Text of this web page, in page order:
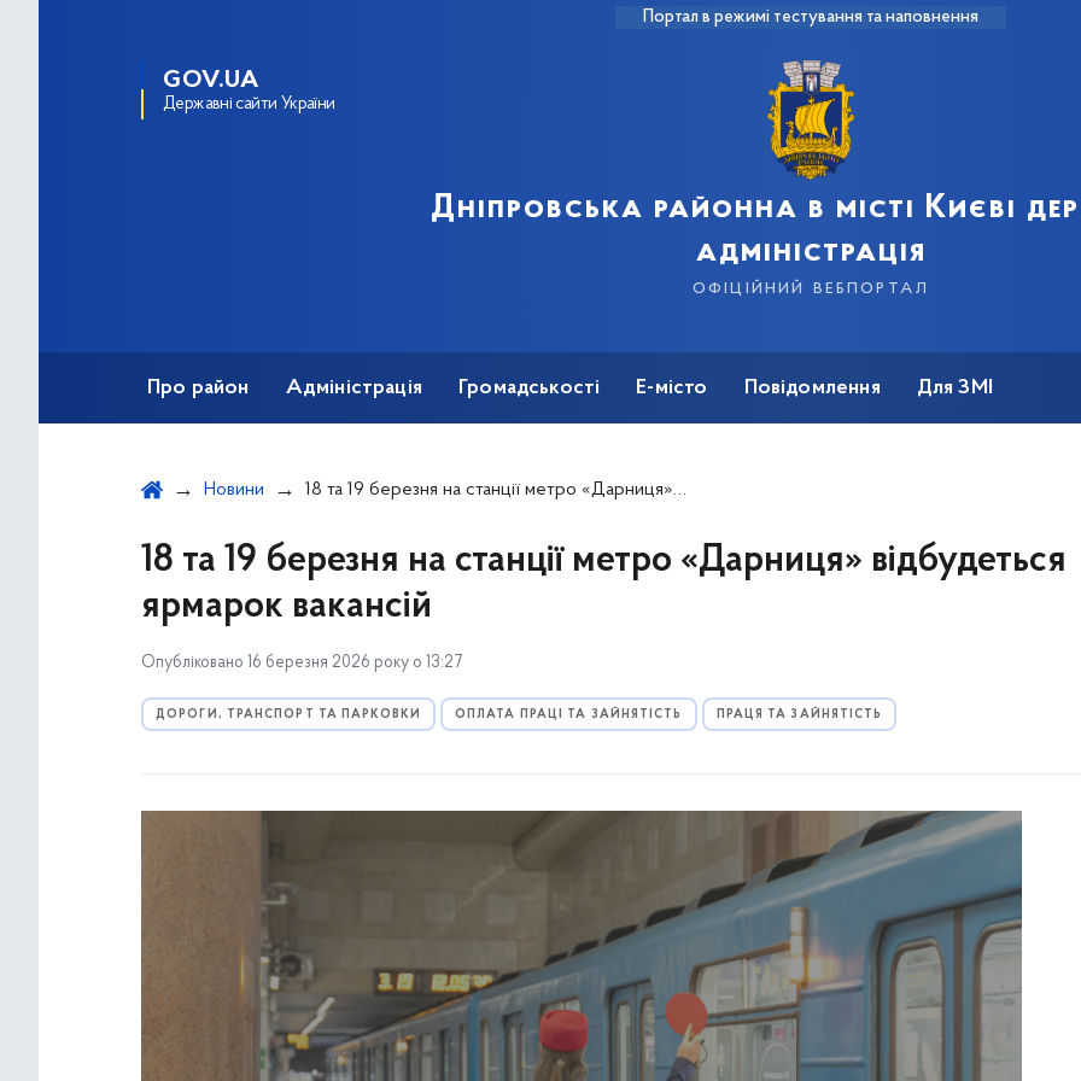
Портал в режимі тестування та наповнення
GOV.UA
Державні сайти України
Дніпровська районна в місті Києві
адміністрація
офіційний вебпортал
Про район Адміністрація Громадськості Е-місто Повідомлення Для ЗМІ
Новини 18 та 19 березня на станції метро «Дарниця» відбудеться ярмарок вакансій
18 та 19 березня на станції метро «Дарниця» відбудеться
ярмарок вакансій
Опубліковано 16 березня 2026 року о 13:27
ДОРОГИ, ТРАНСПОРТ ТА ПАРКОВКИ ОПЛАТА ПРАЦІ ТА ЗАЙНЯТІСТЬ ПРАЦЯ ТА ЗАЙНЯТІСТЬ